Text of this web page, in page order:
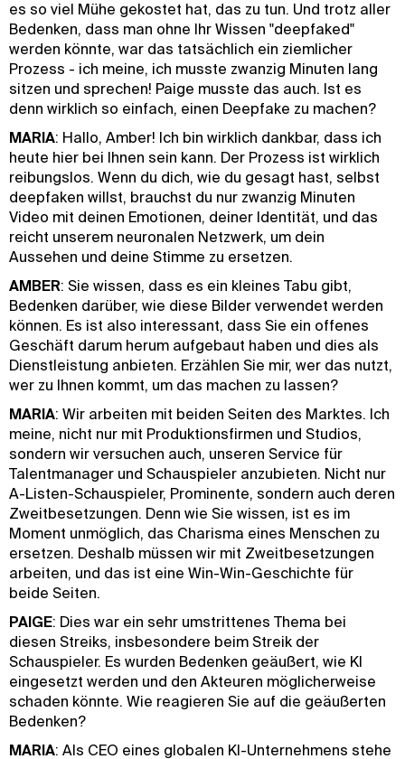
es so viel Mühe gekostet hat, das zu tun. Und trotz aller
Bedenken, dass man ohne Ihr Wissen "deepfaked"
werden könnte, war das tatsächlich ein ziemlicher
Prozess - ich meine, ich musste zwanzig Minuten lang
sitzen und sprechen! Paige musste das auch. Ist es
denn wirklich so einfach, einen Deepfake zu machen?
MARIA: Hallo, Amber! Ich bin wirklich dankbar, dass ich
heute hier bei Ihnen sein kann. Der Prozess ist wirklich
reibungslos. Wenn du dich, wie du gesagt hast, selbst
deepfaken willst, brauchst du nur zwanzig Minuten
Video mit deinen Emotionen, deiner Identität, und das
reicht unserem neuronalen Netzwerk, um dein
Aussehen und deine Stimme zu ersetzen.
AMBER: Sie wissen, dass es ein kleines Tabu gibt,
Bedenken darüber, wie diese Bilder verwendet werden
können. Es ist also interessant, dass Sie ein offenes
Geschäft darum herum aufgebaut haben und dies als
Dienstleistung anbieten. Erzählen Sie mir, wer das nutzt,
wer zu Ihnen kommt, um das machen zu lassen?
MARIA: Wir arbeiten mit beiden Seiten des Marktes. Ich
meine, nicht nur mit Produktionsfirmen und Studios,
sondern wir versuchen auch, unseren Service für
Talentmanager und Schauspieler anzubieten. Nicht nur
A-Listen-Schauspieler, Prominente, sondern auch deren
Zweitbesetzungen. Denn wie Sie wissen, ist es im
Moment unmöglich, das Charisma eines Menschen zu
ersetzen. Deshalb müssen wir mit Zweitbesetzungen
arbeiten, und das ist eine Win-Win-Geschichte für
beide Seiten.
PAIGE: Dies war ein sehr umstrittenes Thema bei
diesen Streiks, insbesondere beim Streik der
Schauspieler. Es wurden Bedenken geäußert, wie KI
eingesetzt werden und den Akteuren möglicherweise
schaden könnte. Wie reagieren Sie auf die geäußerten
Bedenken?
MARIA: Als CEO eines globalen KI-Unternehmens stehe